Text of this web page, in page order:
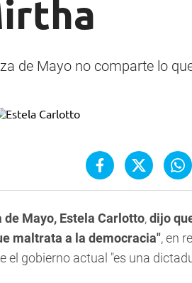
de Mayo no comparte lo
Mayo, Estela Carlotto,dijo
maltrata a la democracia", en
el gobierno actual "es una